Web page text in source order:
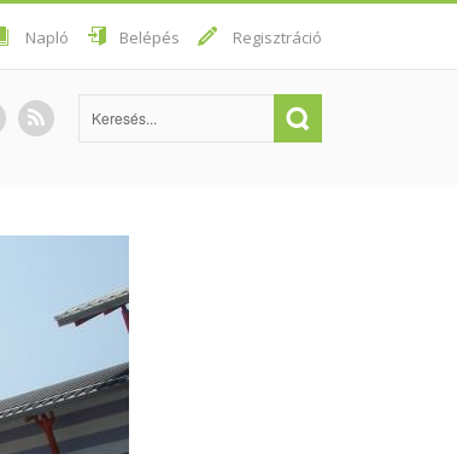
Napló Belépés Regisztráció